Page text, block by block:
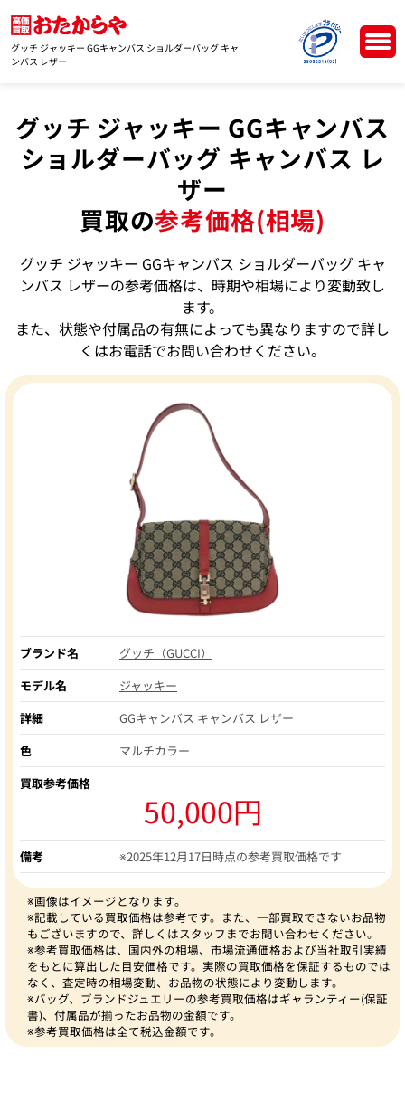
グッチ ジャッキー GGキャンバス ショルダーバッグ キャ
ンバス レザー
グッチ ジャッキー GGキャンバス
ショルダーバッグ キャンバス レ
ザー
買取の参考価格(相場)
グッチ ジャッキー GGキャンバス ショルダーバッグ キャ
ンバス レザーの参考価格は、時期や相場により変動致し
ます。
また、状態や付属品の有無によっても異なりますので詳し
くはお電話でお問い合わせください。
ブランド名
グッチ（GUCCI）
モデル名
ジャッキー
詳細
GGキャンバス キャンバス レザー
色
マルチカラー
買取参考価格
50,000円
備考 ※2025年12月17日時点の参考買取価格です
※画像はイメージとなります。
※記載している買取価格は参考です。また、一部買取できないお品物
もございますので、詳しくはスタッフまでお問い合わせください。
※参考買取価格は、国内外の相場、市場流通価格および当社取引実績
をもとに算出した目安価格です。実際の買取価格を保証するものでは
なく、査定時の相場変動、お品物の状態により変動します。
※バッグ、ブランドジュエリーの参考買取価格はギャランティー(保証
書)、付属品が揃ったお品物の金額です。
※参考買取価格は全て税込金額です。